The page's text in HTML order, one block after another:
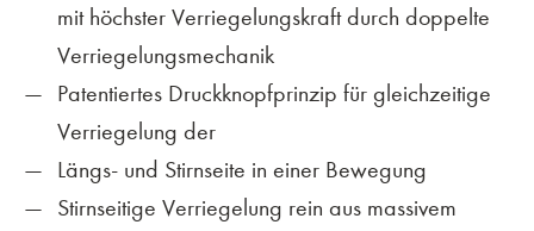
mit höchster Verriegelungskraft durch doppelte
Verriegelungsmechanik
Patentiertes Druckknopfprinzip für gleichzeitige
Verriegelung der
Längs- und Stirnseite in einer Bewegung
Stirnseitige Verriegelung rein aus massivem